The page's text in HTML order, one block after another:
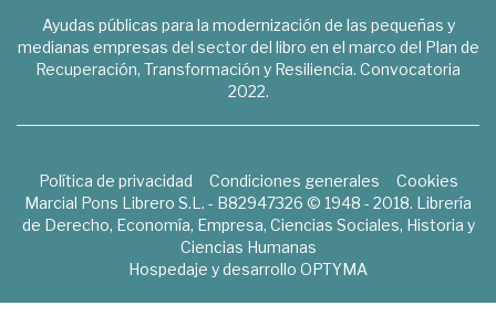
Ayudas públicas para la modernización de las pequeñas y
medianas empresas del sector del libro en el marco del Plan de
Recuperación, Transformación y Resiliencia. Convocatoria
2022.
Política de privacidad Condiciones generales
Cookies
Marcial Pons Librero S.L. - B82947326 © 1948 - 2018. Librería
de Derecho, Economía, Empresa, Ciencias Sociales, Historia y
Ciencias Humanas
Hospedaje y desarrollo OPTYMA